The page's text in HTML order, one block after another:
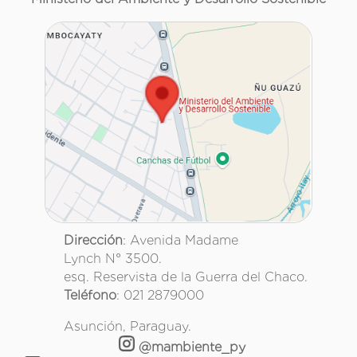
Dirección: Avenida Madame
Lynch N° 3500.
esq. Reservista de la Guerra del Chaco.
Teléfono: 021 2879000
Asunción, Paraguay.
@mambiente_py